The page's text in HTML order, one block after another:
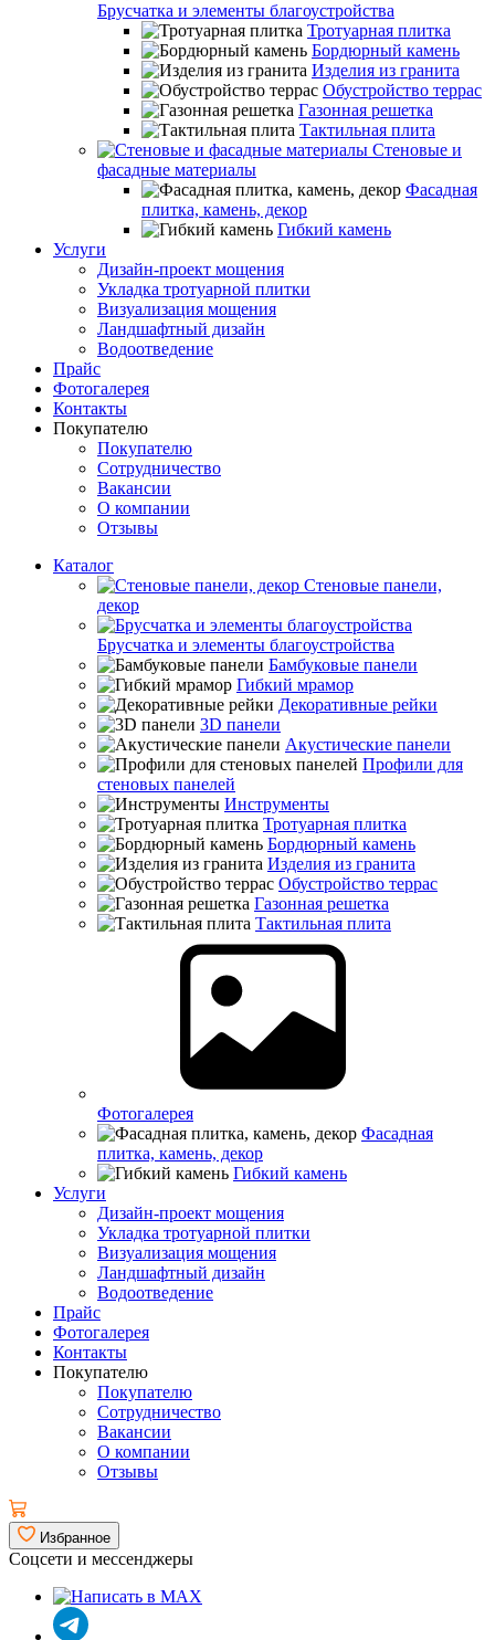
Брусчатка и элементы благоустройства
Тротуарная плитка
Бордюрный камень
Изделия из гранита
Обустройство террас
Газонная решетка
Тактильная плита
Стеновые и
фасадные материалы
Фасадная
плитка, камень, декор
Гибкий камень
Услуги
Дизайн-проект мощения
Укладка тротуарной плитки
Визуализация мощения
Ландшафтный дизайн
Водоотведение
Прайс
Фотогалерея
Контакты
Покупателю
Покупателю
Сотрудничество
Вакансии
О компании
Отзывы
Каталог
Стеновые панели,
декор
Брусчатка и элементы благоустройства
Бамбуковые панели
Гибкий мрамор
Декоративные рейки
3D панели
Акустические панели
Профили для
стеновых панелей
Инструменты
Тротуарная плитка
Бордюрный камень
Изделия из гранита
Обустройство террас
Газонная решетка
Тактильная плита
Фотогалерея
Фасадная
плитка, камень, декор
Гибкий камень
Услуги
Дизайн-проект мощения
Укладка тротуарной плитки
Визуализация мощения
Ландшафтный дизайн
Водоотведение
Прайс
Фотогалерея
Контакты
Покупателю
Покупателю
Сотрудничество
Вакансии
О компании
Отзывы
Избранное
Соцсети и мессенджеры